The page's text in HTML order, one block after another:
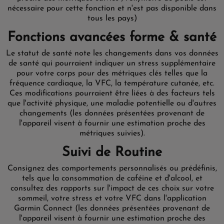
nécessaire pour cette fonction et n'est pas disponible dans
tous les pays)
Fonctions avancées forme & santé
Le statut de santé note les changements dans vos données
de santé qui pourraient indiquer un stress supplémentaire
pour votre corps pour des métriques clés telles que la
fréquence cardiaque, la VFC, la température cutanée, etc.
Ces modifications pourraient être liées à des facteurs tels
que l'activité physique, une maladie potentielle ou d'autres
changements (les données présentées provenant de
l'appareil visent à fournir une estimation proche des
métriques suivies).
Suivi de Routine
Consignez des comportements personnalisés ou prédéfinis,
tels que la consommation de caféine et d'alcool, et
consultez des rapports sur l'impact de ces choix sur votre
sommeil, votre stress et votre VFC dans l'application
Garmin Connect (les données présentées provenant de
l'appareil visent à fournir une estimation proche des